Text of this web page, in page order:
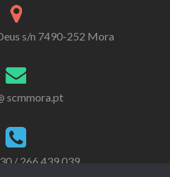
s/n 7490-252 Mora
scmmora.pt
/ 266 439 039